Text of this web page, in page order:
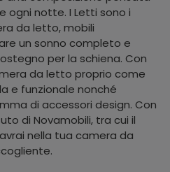
ogni notte. I Letti sono i
da letto, mobili
un sonno completo e
per la schiena. Con
da letto proprio come
e funzionale nonché
di accessori design. Con
di Novamobili, tra cui il
nella tua camera da